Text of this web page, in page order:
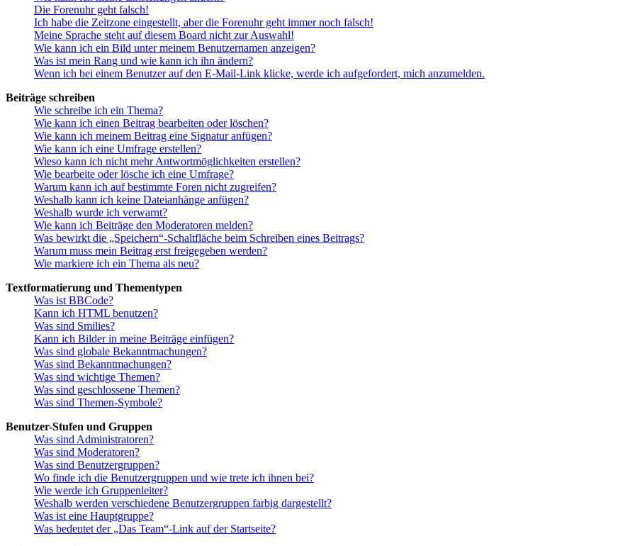
Die Forenuhr geht falsch!
Ich habe die Zeitzone eingestellt, aber die Forenuhr geht immer noch falsch!
Meine Sprache steht auf diesem Board nicht zur Auswahl!
Wie kann ich ein Bild unter meinem Benutzernamen anzeigen?
Was ist mein Rang und wie kann ich ihn ändern?
Wenn ich bei einem Benutzer auf den E-Mail-Link klicke, werde ich aufgefordert, mich anzumelden.
Beiträge schreiben
Wie schreibe ich ein Thema?
Wie kann ich einen Beitrag bearbeiten oder löschen?
Wie kann ich meinem Beitrag eine Signatur anfügen?
Wie kann ich eine Umfrage erstellen?
Wieso kann ich nicht mehr Antwortmöglichkeiten erstellen?
Wie bearbeite oder lösche ich eine Umfrage?
Warum kann ich auf bestimmte Foren nicht zugreifen?
Weshalb kann ich keine Dateianhänge anfügen?
Weshalb wurde ich verwarnt?
Wie kann ich Beiträge den Moderatoren melden?
Was bewirkt die „Speichern“-Schaltfläche beim Schreiben eines Beitrags?
Warum muss mein Beitrag erst freigegeben werden?
Wie markiere ich ein Thema als neu?
Textformatierung und Thementypen
Was ist BBCode?
Kann ich HTML benutzen?
Was sind Smilies?
Kann ich Bilder in meine Beiträge einfügen?
Was sind globale Bekanntmachungen?
Was sind Bekanntmachungen?
Was sind wichtige Themen?
Was sind geschlossene Themen?
Was sind Themen-Symbole?
Benutzer-Stufen und Gruppen
Was sind Administratoren?
Was sind Moderatoren?
Was sind Benutzergruppen?
Wo finde ich die Benutzergruppen und wie trete ich ihnen bei?
Wie werde ich Gruppenleiter?
Weshalb werden verschiedene Benutzergruppen farbig dargestellt?
Was ist eine Hauptgruppe?
Was bedeutet der „Das Team“-Link auf der Startseite?